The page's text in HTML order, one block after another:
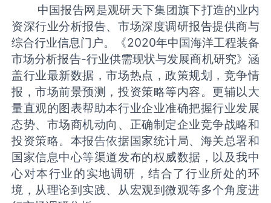
中国报告网是观研天下集团旗下打造的业内
资深行业分析报告、市场深度调研报告提供商与
综合行业信息门户。《2020年中国海洋工程装备
市场分析报告-行业供需现状与发展商机研究》涵
盖行业最新数据，市场热点，政策规划，竞争情
报，市场前景预测，投资策略等内容。更辅以大
量直观的图表帮助本行业企业准确把握行业发展
态势、市场商机动向、正确制定企业竞争战略和
投资策略。本报告依据国家统计局、海关总署和
国家信息中心等渠道发布的权威数据，以及我中
心对本行业的实地调研，结合了行业所处的环
境，从理论到实践、从宏观到微观等多个角度进